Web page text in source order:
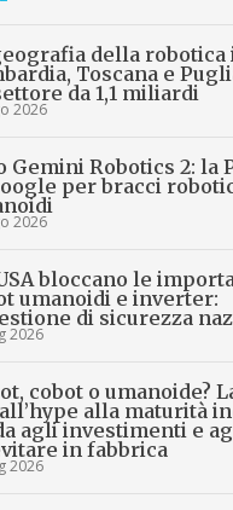
della robotica
Toscana e
da 1,1 miliardi
2026
Gemini Robotics 2: la
per bracci
2026
bloccano le
umanoidi e inverter:
di sicurezza
2026
cobot o umanoide?
alla maturità
agli investimenti e
in fabbrica
2026